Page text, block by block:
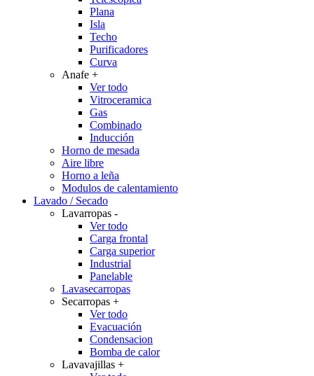
Plana
Isla
Techo
Purificadores
Curva
Anafe +
Ver todo
Vitroceramica
Gas
Combinado
Inducción
Horno de mesada
Aire libre
Horno a leña
Modulos de calentamiento
Lavado / Secado
Lavarropas -
Ver todo
Carga frontal
Carga superior
Industrial
Panelable
Lavasecarropas
Secarropas +
Ver todo
Evacuación
Condensacion
Bomba de calor
Lavavajillas +